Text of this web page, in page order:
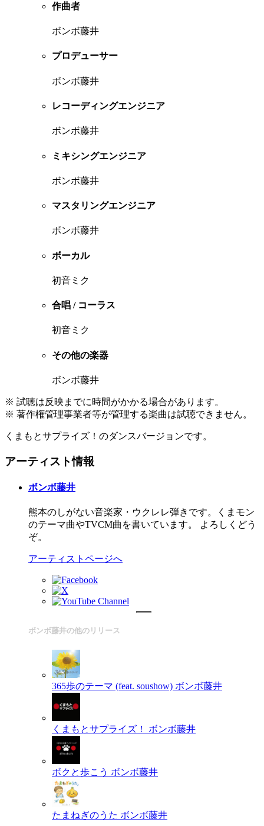
作曲者
ボンボ藤井
プロデューサー
ボンボ藤井
レコーディングエンジニア
ボンボ藤井
ミキシングエンジニア
ボンボ藤井
マスタリングエンジニア
ボンボ藤井
ボーカル
初音ミク
合唱 / コーラス
初音ミク
その他の楽器
ボンボ藤井
※ 試聴は反映までに時間がかかる場合があります。
※ 著作権管理事業者等が管理する楽曲は試聴できません。
くまもとサプライズ！のダンスバージョンです。
アーティスト情報
ボンボ藤井
熊本のしがない音楽家・ウクレレ弾きです。くまモン
のテーマ曲やTVCM曲を書いています。 よろしくどう
ぞ。
アーティストページへ
ボンボ藤井の他のリリース
365歩のテーマ (feat. soushow) ボンボ藤井
くまもとサプライズ！ ボンボ藤井
ボクと歩こう ボンボ藤井
たまねぎのうた ボンボ藤井